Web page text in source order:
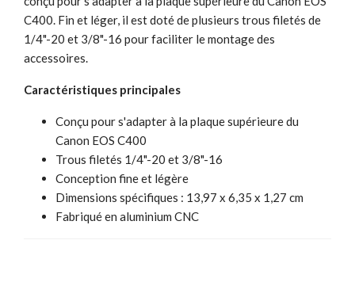
C400. Fin et léger, il est doté de plusieurs trous filetés de
1/4"-20 et 3/8"-16 pour faciliter le montage des
accessoires.
Caractéristiques principales
Conçu pour s'adapter à la plaque supérieure du
Canon EOS C400
Trous filetés 1/4"-20 et 3/8"-16
Conception fine et légère
Dimensions spécifiques : 13,97 x 6,35 x 1,27 cm
Fabriqué en aluminium CNC